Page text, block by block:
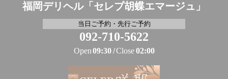
福岡デリヘル「セレブ胡蝶エマージュ」
当日ご予約・先行ご予約
092-710-5622
Open09:30 Close02:00